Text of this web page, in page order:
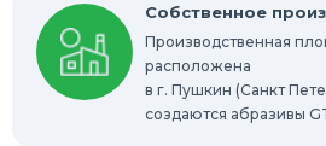
Собственное
Производственная
расположена
в г. Пушкин (Санкт
создаются абразивы